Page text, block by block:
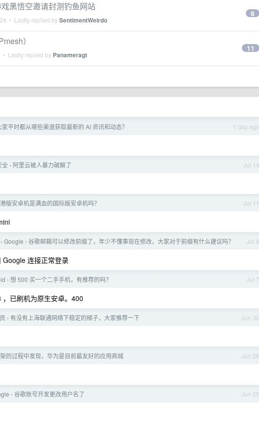
黑悟空邀请封测钓鱼网站
• Lastly replied bySentimentWeirdo
6
）
• Lastly replied by Panameragt
11
1 day ago
家平时都从哪些渠道获取最新的 AI 资讯和动态？
Jul 14
全 › 阿里云被人暴力破解了
Jul 11
港版安卓机是满血的国际版安卓机吗？
Jul 9
› Google › 谷歌邮箱可以修改前缀了，年少不懂事现在修改，大家对于前缀有什么建议吗？
连接正常登录
Jul 7
› 想 500 买一个二手手机，有推荐的吗？
已刷机为原生安卓。400
Jun 30
› 有没有上海联通网络下稳定的梯子，大家推荐一下
Jun 26
架的过程中发现，华为是目前最友好的应用商城
Jun 25
› 谷歌账号开发更改用户名了